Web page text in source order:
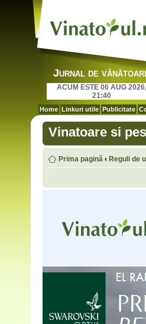
Jurnal de
ACUM ESTE 06 AUG 2026,
21:40
Home Linkuri utile Publicitate
Vinatoare si
Prima pagină ‹ Reguli de